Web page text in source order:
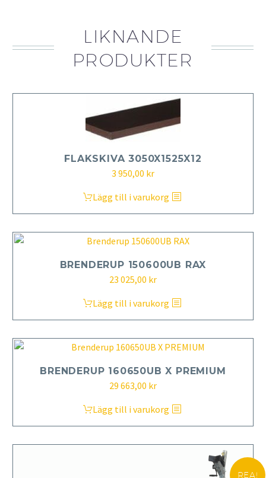
LIKNANDE
PRODUKTER
FLAKSKIVA 3050X1525X12
3 950,00 kr
Lägg till i varukorg
BRENDERUP 150600UB RAX
23 025,00 kr
Lägg till i varukorg
BRENDERUP 160650UB X PREMIUM
29 663,00 kr
Lägg till i varukorg
REA!